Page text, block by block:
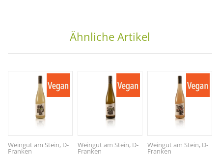
Ähnliche Artikel
Weingut am Stein, D-
Franken
Weingut am Stein, D-
Franken
Weingut am Stein, D-
Franken